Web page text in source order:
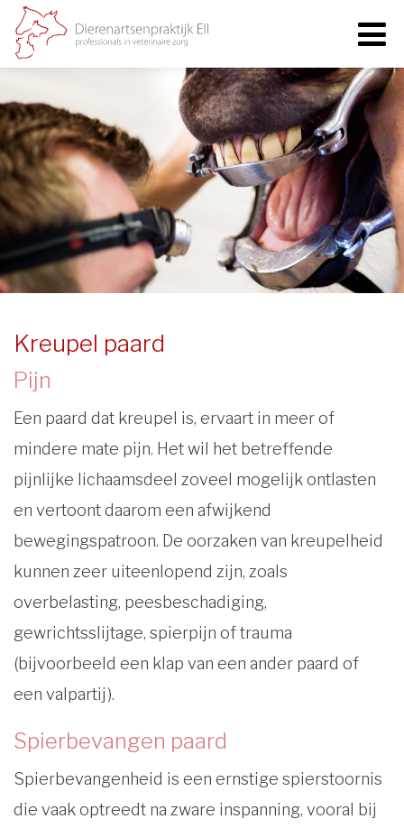
Kreupel paard
Pijn
Een paard dat kreupel is, ervaart in meer of
mindere mate pijn. Het wil het betreffende
pijnlijke lichaamsdeel zoveel mogelijk ontlasten
en vertoont daarom een afwijkend
bewegingspatroon. De oorzaken van kreupelheid
kunnen zeer uiteenlopend zijn, zoals
overbelasting, peesbeschadiging,
gewrichtsslijtage, spierpijn of trauma
(bijvoorbeeld een klap van een ander paard of
een valpartij).
Spierbevangen paard
Spierbevangenheid is een ernstige spierstoornis
die vaak optreedt na zware inspanning, vooral bij